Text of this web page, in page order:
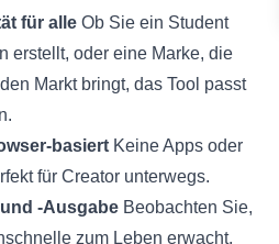
für alle Ob Sie ein Student
erstellt, oder eine Marke, die
Markt bringt, das Tool passt
basiert Keine Apps oder
für Creator unterwegs.
-Ausgabe Beobachten Sie,
zum Leben erwacht,